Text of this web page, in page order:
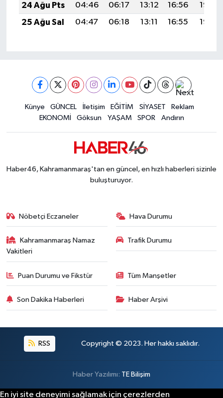
24 Ağu Pts
04:46 06:17 13:12 16:56
19:56
25 Ağu Sal
04:47 06:18 13:11 16:55 19:55
Künye GÜNCEL İletişim EĞİTİM SİYASET
Reklam
EKONOMİ
Göksun YAŞAM SPOR Andırın
Haber46, Kahramanmaraş'tan en güncel, en hızlı haberleri sizinle
buluşturuyor.
Nöbetçi Eczaneler Hava Durumu
Kahramanmaraş Namaz
Vakitleri
Trafik Durumu
Puan Durumu ve Fikstür Tüm Manşetler
Son Dakika Haberleri Haber Arşivi
RSS Copyright © 2023. Her hakkı saklıdır.
Haber Yazılımı: TE Bilişim
En iyi site deneyimi sağlamak için çerezlerden